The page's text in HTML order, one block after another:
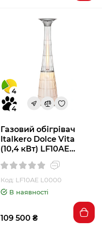
4
4
Газовий обігрівач
Italkero Dolce Vita
(10,4 кВт) LF10AE
Код: LF10AE L0000
В наявності
109 500 ₴